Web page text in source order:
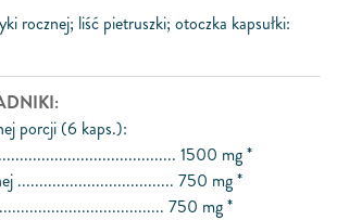
rocznej; liść pietruszki; otoczka kapsułki:
porcji (6 kaps.):
1500 mg *
.................................... 750 mg *
750 mg *